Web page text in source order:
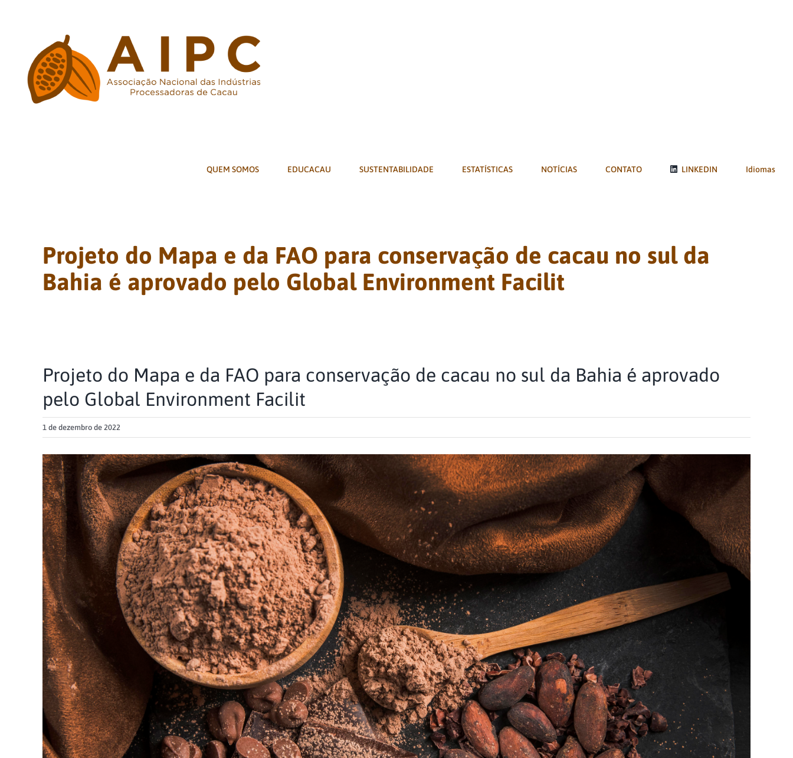
conteúdo
QUEM SOMOS EDUCACAU SUSTENTABILIDADE ESTATÍSTICAS NOTÍCIAS CONTATO LINKEDIN Idiomas
Projeto do Mapa e da FAO para conservação de cacau no sul da
Bahia é aprovado pelo Global Environment Facilit
Projeto do Mapa e da FAO para conservação de cacau no sul da Bahia é aprovado
pelo Global Environment Facilit
1 de dezembro de 2022
View
Larger
Image